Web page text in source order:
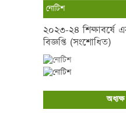
নোটিশ
২০২৩-২৪ শিক্ষাবর্ষে
বিজ্ঞপ্তি (সংশোধিত)
অধ্যক্ষ